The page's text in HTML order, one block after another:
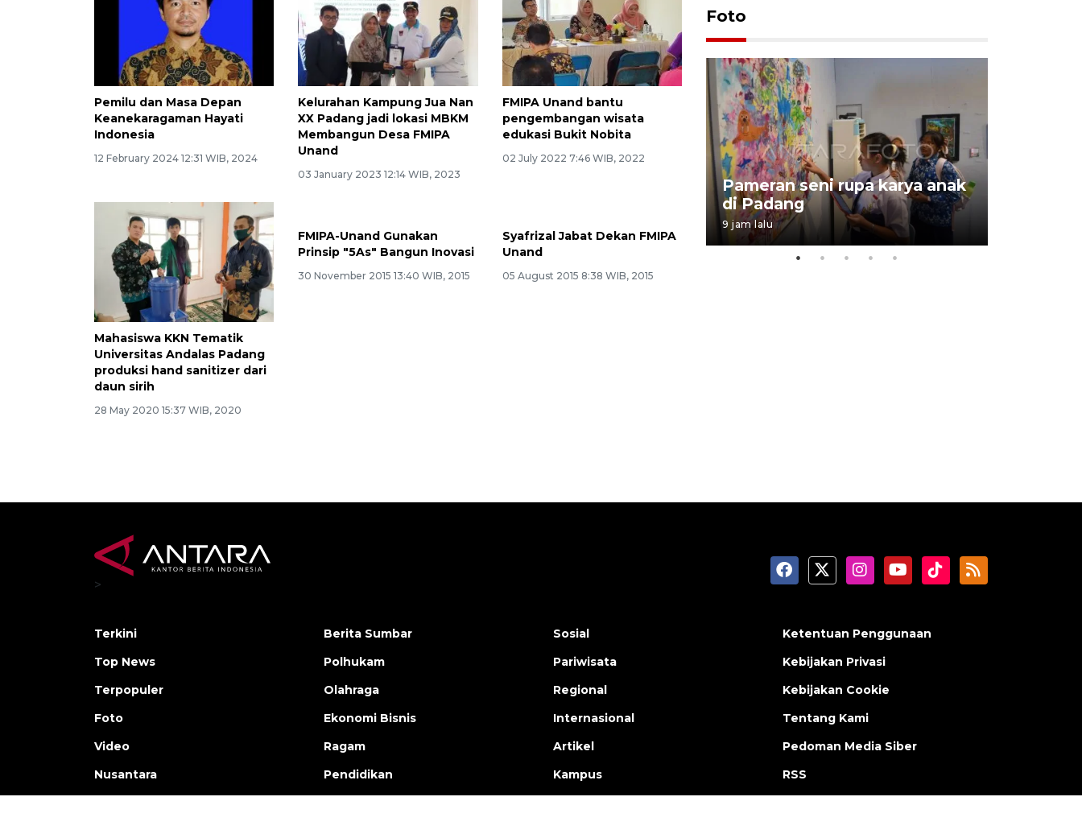
Pemilu dan Masa Depan
Keanekaragaman Hayati
Indonesia
12 February 2024 12:31 WIB, 2024
Kelurahan Kampung Jua Nan
XX Padang jadi lokasi MBKM
Membangun Desa FMIPA
Unand
03 January 2023 12:14 WIB, 2023
FMIPA Unand bantu
pengembangan wisata
edukasi Bukit Nobita
02 July 2022 7:46 WIB, 2022
Mahasiswa KKN Tematik
Universitas Andalas Padang
produksi hand sanitizer dari
daun sirih
28 May 2020 15:37 WIB, 2020
FMIPA-Unand Gunakan
Prinsip "5As" Bangun Inovasi
30 November 2015 13:40 WIB, 2015
Syafrizal Jabat Dekan FMIPA
Unand
05 August 2015 8:38 WIB, 2015
Foto
Penyelesaian pembentukan
Pameran seni rupa karya anak
di Padang
9 jam lalu
>
Terkini
Top News
Terpopuler
Foto
Video
Nusantara
Berita Sumbar
Polhukam
Olahraga
Ekonomi Bisnis
Ragam
Pendidikan
Sosial
Pariwisata
Regional
Internasional
Artikel
Kampus
Ketentuan Penggunaan
Kebijakan Privasi
Kebijakan Cookie
Tentang Kami
Pedoman Media Siber
RSS